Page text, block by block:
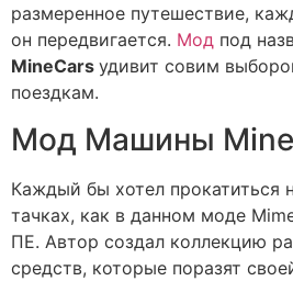
размеренное путешествие,
он передвигается. Мод под
MineCars удивит совим
поездкам.
Мод Машины
Каждый бы хотел прокатиться
тачках, как в данном моде
ПЕ. Автор создал коллекцию
средств, которые поразят